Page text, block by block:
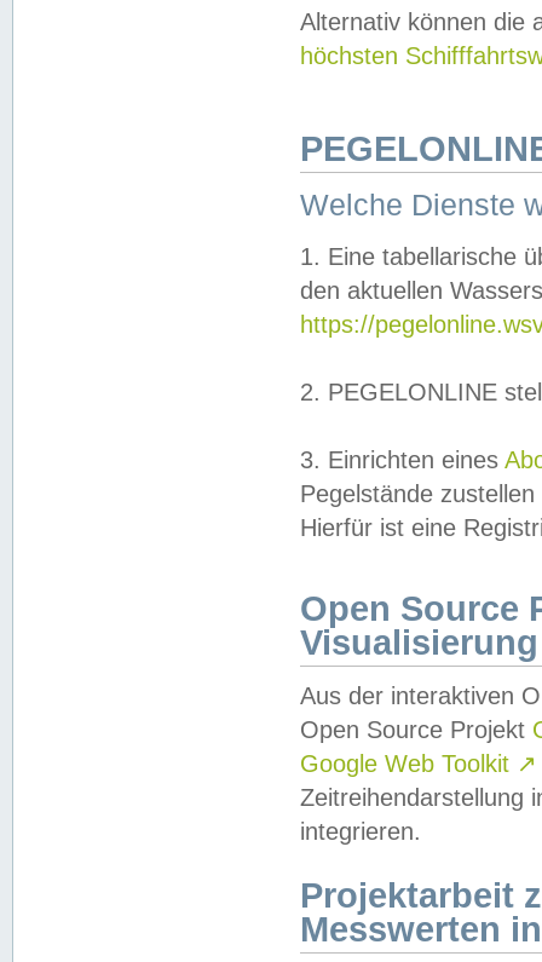
Alternativ können die
höchsten
Welche Dienste
1. Eine tabellarische
den aktuellen
https://
2. PEGELONLINE
3. Einrichten eines
Pegelstände
Hierfür ist eine
Open Source
Visualisierung
Aus der interaktiven
Open Source Projekt
Google Web Toolkit ↗
Zeitreihendarstellung
integrieren.
Projektarbeit
Messwerten